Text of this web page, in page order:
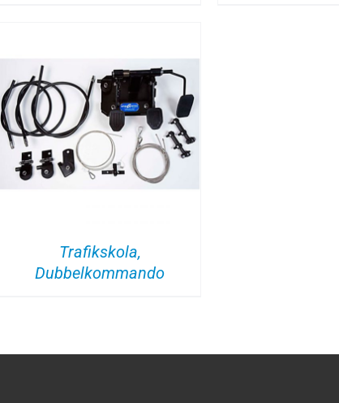
Trafikskola,
Dubbelkommando